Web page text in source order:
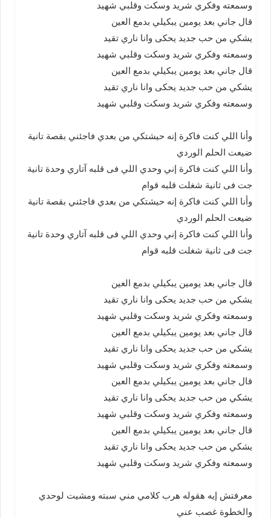
وسمعته وفكري شريد وسكت وقلبي شهيد
قال جاني بعد يومين يبكيلي بدمع العين
يشكي من حب جديد يحكى وانا ناري تقيد
وسمعته وفكري شريد وسكت وقلبي شهيد
قال جاني بعد يومين يبكيلي بدمع العين
يشكي من حب جديد يحكى وانا ناري تقيد
وسمعته وفكري شريد وسكت وقلبي شهيد
وأنا اللي كنت فاكرة إنه حيشتكي من بعدي فاجئني بقصة تانية
ضيعت الحلم الوردي
وأنا اللي كنت فاكرة إني وحدي اللي فى قلبه آتاري وحدة تانية
جت فى ثانية شغلت قلبه قوام
وأنا اللي كنت فاكرة إنه حيشتكي من بعدي فاجئني بقصة تانية
ضيعت الحلم الوردي
وأنا اللي كنت فاكرة إني وحدي اللي فى قلبه آتاري وحدة تانية
جت فى ثانية شغلت قلبه قوام
قال جاني بعد يومين يبكيلي بدمع العين
يشكي من حب جديد يحكى وانا ناري تقيد
وسمعته وفكري شريد وسكت وقلبي شهيد
قال جاني بعد يومين يبكيلي بدمع العين
يشكي من حب جديد يحكى وانا ناري تقيد
وسمعته وفكري شريد وسكت وقلبي شهيد
قال جاني بعد يومين يبكيلي بدمع العين
يشكي من حب جديد يحكى وانا ناري تقيد
وسمعته وفكري شريد وسكت وقلبي شهيد
قال جاني بعد يومين يبكيلي بدمع العين
يشكي من حب جديد يحكى وانا ناري تقيد
وسمعته وفكري شريد وسكت وقلبي شهيد
معرفتش إيه هقوله هرب كلامي مني سبته ومشيت لوحدي
والخطوة غصب عني